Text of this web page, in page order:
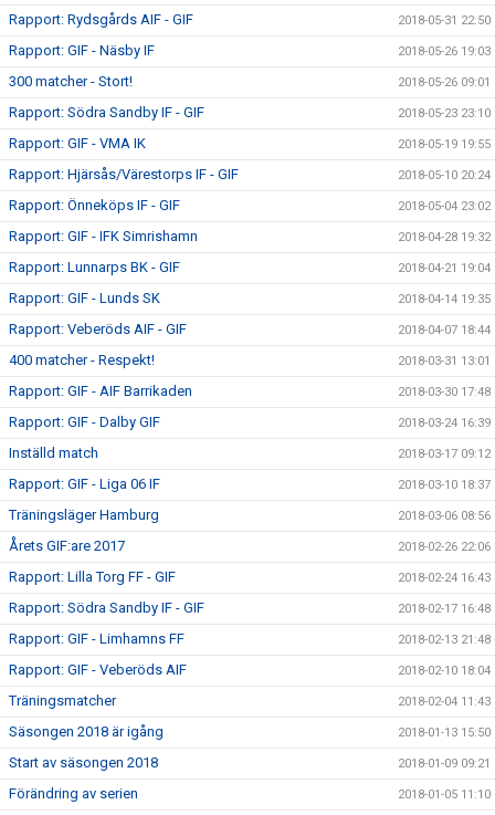
Rapport: Rydsgårds AIF - GIF 2018-05-31 22:50
Rapport: GIF - Näsby IF 2018-05-26 19:03
300 matcher - Stort! 2018-05-26 09:01
Rapport: Södra Sandby IF - GIF 2018-05-23 23:10
Rapport: GIF - VMA IK 2018-05-19 19:55
Rapport: Hjärsås/Värestorps IF - GIF 2018-05-10 20:24
Rapport: Önneköps IF - GIF 2018-05-04 23:02
Rapport: GIF - IFK Simrishamn 2018-04-28 19:32
Rapport: Lunnarps BK - GIF 2018-04-21 19:04
Rapport: GIF - Lunds SK 2018-04-14 19:35
Rapport: Veberöds AIF - GIF 2018-04-07 18:44
400 matcher - Respekt! 2018-03-31 13:01
Rapport: GIF - AIF Barrikaden 2018-03-30 17:48
Rapport: GIF - Dalby GIF 2018-03-24 16:39
Inställd match 2018-03-17 09:12
Rapport: GIF - Liga 06 IF 2018-03-10 18:37
Träningsläger Hamburg 2018-03-06 08:56
Årets GIF:are 2017 2018-02-26 22:06
Rapport: Lilla Torg FF - GIF 2018-02-24 16:43
Rapport: Södra Sandby IF - GIF 2018-02-17 16:48
Rapport: GIF - Limhamns FF 2018-02-13 21:48
Rapport: GIF - Veberöds AIF 2018-02-10 18:04
Träningsmatcher 2018-02-04 11:43
Säsongen 2018 är igång 2018-01-13 15:50
Start av säsongen 2018 2018-01-09 09:21
Förändring av serien 2018-01-05 11:10